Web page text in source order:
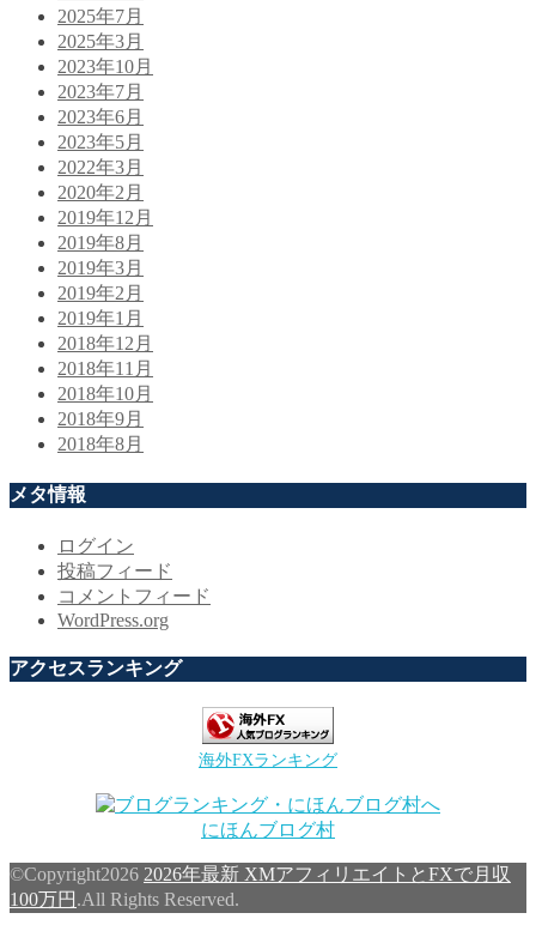
2025年7月
2025年3月
2023年10月
2023年7月
2023年6月
2023年5月
2022年3月
2020年2月
2019年12月
2019年8月
2019年3月
2019年2月
2019年1月
2018年12月
2018年11月
2018年10月
2018年9月
2018年8月
メタ情報
ログイン
投稿フィード
コメントフィード
WordPress.org
アクセスランキング
海外FXランキング
にほんブログ村
©Copyright2026 2026年最新 XMアフィリエイトとFXで月収
100万円 .All Rights Reserved.